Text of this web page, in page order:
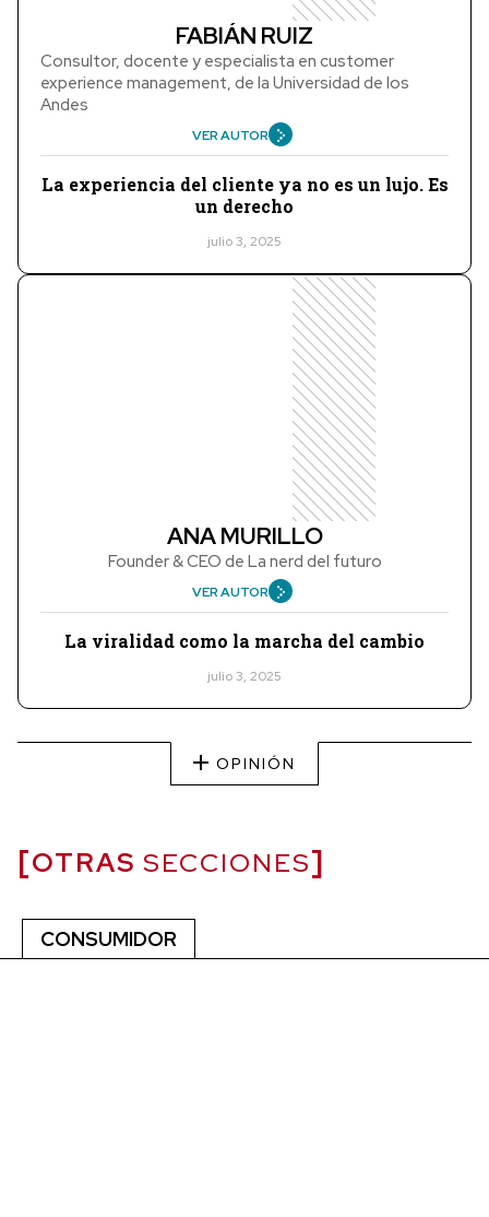
FABIÁN RUIZ
Consultor, docente y especialista en customer
experience management, de la Universidad de los
Andes
VER AUTOR
La experiencia del cliente ya no es un lujo. Es
un derecho
julio 3, 2025
ANA MURILLO
Founder & CEO de La nerd del futuro
VER AUTOR
La viralidad como la marcha del cambio
julio 3, 2025
OPINIÓN
OTRAS SECCIONES
CONSUMIDOR